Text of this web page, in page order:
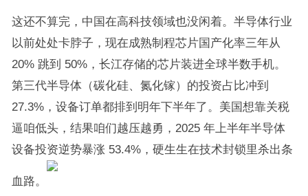
这还不算完，中国在高科技领域也没闲着。半导体行业
以前处处卡脖子，现在成熟制程芯片国产化率三年从
20% 跳到 50%，长江存储的芯片装进全球半数手机。
第三代半导体（碳化硅、氮化镓）的投资占比冲到
27.3%，设备订单都排到明年下半年了。美国想靠关税
逼咱低头，结果咱们越压越勇，2025 年上半年半导体
设备投资逆势暴涨 53.4%，硬生生在技术封锁里杀出条
血路。